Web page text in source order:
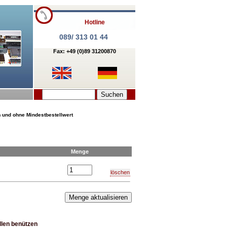
Hotline
089/ 313 01 44
Fax: +49 (0)89 31200870
ohne Mindestbestellwert
Menge
löschen
benützen